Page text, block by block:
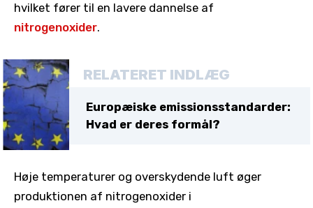
hvilket fører til en lavere dannelse af
nitrogenoxider.
RELATERET INDLÆG
Europæiske emissionsstandarder:
Hvad er deres formål?
Høje temperaturer og overskydende luft øger
produktionen af nitrogenoxider i